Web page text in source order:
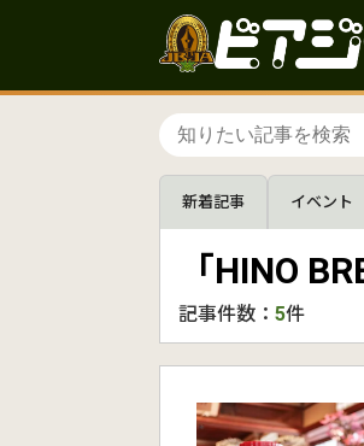
新着記事 イベント
「HINO
記事件数： 5件